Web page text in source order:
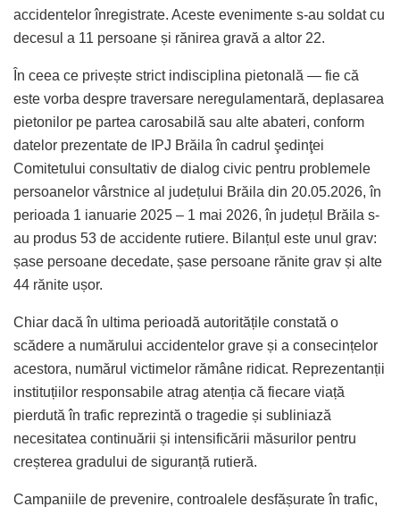
accidentelor înregistrate. Aceste evenimente s-au soldat cu
decesul a 11 persoane și rănirea gravă a altor 22.
În ceea ce privește strict indisciplina pietonală — fie că
este vorba despre traversare neregulamentară, deplasarea
pietonilor pe partea carosabilă sau alte abateri, conform
datelor prezentate de IPJ Brăila în cadrul şedinţei
Comitetului consultativ de dialog civic pentru problemele
persoanelor vârstnice al județului Brăila din 20.05.2026, în
perioada 1 ianuarie 2025 – 1 mai 2026, în județul Brăila s-
au produs 53 de accidente rutiere. Bilanțul este unul grav:
șase persoane decedate, șase persoane rănite grav și alte
44 rănite ușor.
Chiar dacă în ultima perioadă autoritățile constată o
scădere a numărului accidentelor grave și a consecințelor
acestora, numărul victimelor rămâne ridicat. Reprezentanții
instituțiilor responsabile atrag atenția că fiecare viață
pierdută în trafic reprezintă o tragedie și subliniază
necesitatea continuării și intensificării măsurilor pentru
creșterea gradului de siguranță rutieră.
Campaniile de prevenire, controalele desfășurate în trafic,